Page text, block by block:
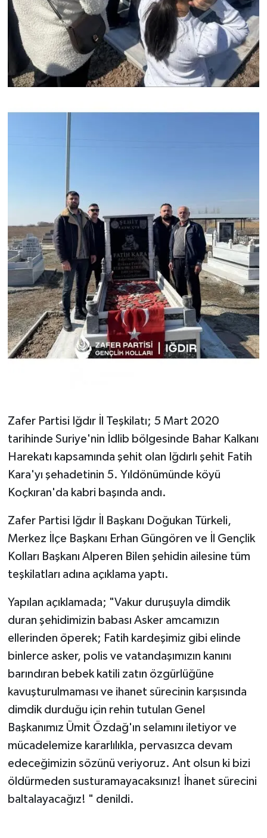
Zafer Partisi Iğdır İl Teşkilatı; 5 Mart 2020
tarihinde Suriye'nin İdlib bölgesinde Bahar Kalkanı
Harekatı kapsamında şehit olan Iğdırlı şehit Fatih
Kara'yı şehadetinin 5. Yıldönümünde köyü
Koçkıran'da kabri başında andı.
Zafer Partisi Iğdır İl Başkanı Doğukan Türkeli,
Merkez İlçe Başkanı Erhan Güngören ve İl Gençlik
Kolları Başkanı Alperen Bilen şehidin ailesine tüm
teşkilatları adına açıklama yaptı.
Yapılan açıklamada; "Vakur duruşuyla dimdik
duran şehidimizin babası Asker amcamızın
ellerinden öperek; Fatih kardeşimiz gibi elinde
binlerce asker, polis ve vatandaşımızın kanını
barındıran bebek katili zatın özgürlüğüne
kavuşturulmaması ve ihanet sürecinin karşısında
dimdik durduğu için rehin tutulan Genel
Başkanımız Ümit Özdağ'ın selamını iletiyor ve
mücadelemize kararlılıkla, pervasızca devam
edeceğimizin sözünü veriyoruz. Ant olsun ki bizi
öldürmeden susturamayacaksınız! İhanet sürecini
baltalayacağız! " denildi.